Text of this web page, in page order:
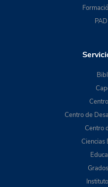
Centro de
Centro
Ciencias